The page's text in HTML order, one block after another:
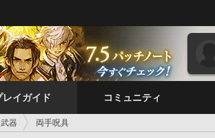
レイガイド コミュニティ
武器 両手呪具